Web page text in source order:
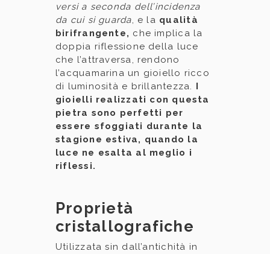
versi a seconda dell’incidenza
da cui si guarda, e la qualità
birifrangente, che implica la
doppia riflessione della luce
che l’attraversa, rendono
l’acquamarina un gioiello ricco
di luminosità e brillantezza. I
gioielli realizzati con questa
pietra sono perfetti per
essere sfoggiati durante la
stagione estiva, quando la
luce ne esalta al meglio i
riflessi.
Proprietà
cristallografiche
Utilizzata sin dall’antichità in